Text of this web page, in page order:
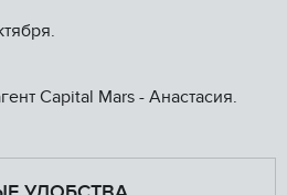
Сарitаl Маrs - Анастасия.